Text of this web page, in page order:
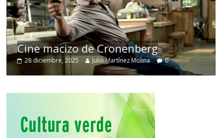
Cine macizo de Cronenberg
28 diciembre, 2025 Julio Martínez Molina 0